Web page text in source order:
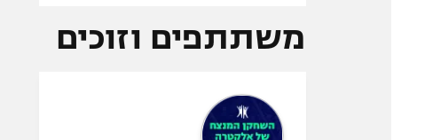
משתתפים וזוכים